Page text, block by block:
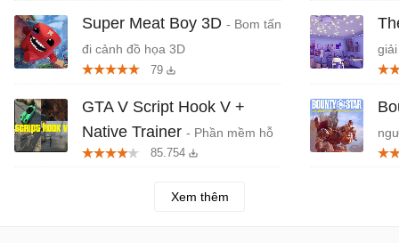
Super Meat Boy 3D - Bom tấn
đi cảnh đồ họa 3D
79
GTA V Script Hook V +
Native Trainer - Phần mềm hỗ
trợ chơi game Grand Theft Auto V
85.754
Xem thêm